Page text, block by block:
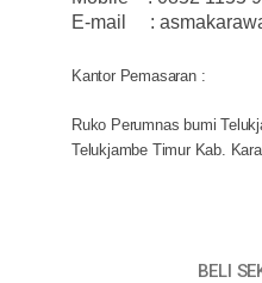
E-mail :
Kantor Pemasaran :
Ruko Perumnas bumi
Telukjambe Timur Kab.
BELI